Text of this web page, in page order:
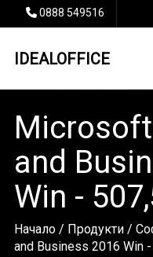
0888 549516
IDEALOFFICE
and
Win -
Начало/ Продукти/
and Business 2016 Win